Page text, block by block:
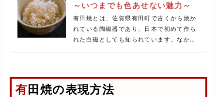
～いつまでも色あせない魅力～
有田焼とは、佐賀県有田町で古くから焼か
れている陶磁器であり、日本で初めて作ら
れた白磁としても知られています。なかで
焼のオススメのお茶碗をご紹介します！
有田焼の表現方法